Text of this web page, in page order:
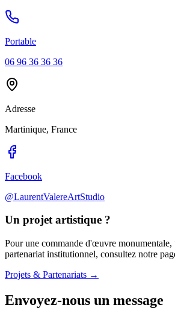
Portable
06 96 36 36 36
Adresse
Martinique, France
Facebook
@LaurentValereArtStudio
Un projet artistique ?
Pour une commande d'œuvre
partenariat institutionnel, consultez notre
Projets & Partenariats →
Envoyez-nous un message